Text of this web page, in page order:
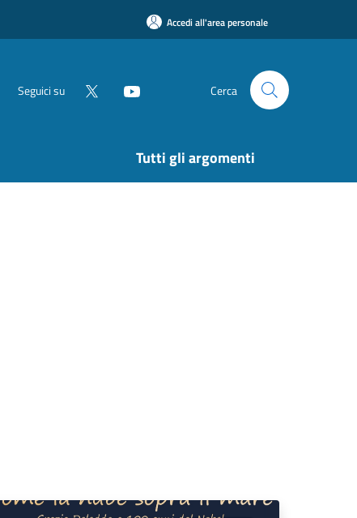
Accedi all'area personale
Seguici su Cerca
Tutti gli argomenti